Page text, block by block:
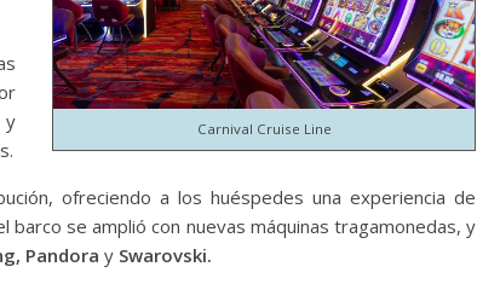
Carnival Cruise Line
y
ofreciendo a los huéspedes una experiencia de
barco se amplió con nuevas máquinas tragamonedas, y
Pandora y Swarovski.